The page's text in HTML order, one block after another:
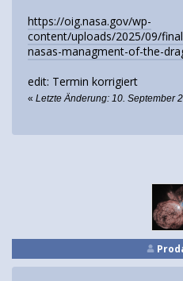
https://oig.nasa.gov/wp-
content/uploads/2025/09/
nasas-managment-of-the-
edit: Termin korrigiert
« Letzte Änderung: 10. September